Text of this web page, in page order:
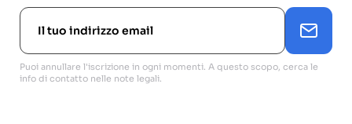
Puoi annullare l'iscrizione in ogni momenti. A questo scopo, cerca le
info di contatto nelle note legali.